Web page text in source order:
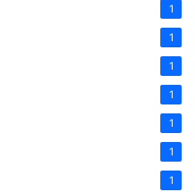
1
1
1
1
1
1
1